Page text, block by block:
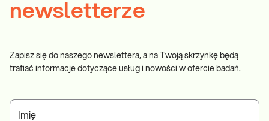
newsletterze
Zapisz się do naszego newslettera, a na Twoją skrzynkę będą
trafiać informacje dotyczące usług i nowości w ofercie badań.
Imię